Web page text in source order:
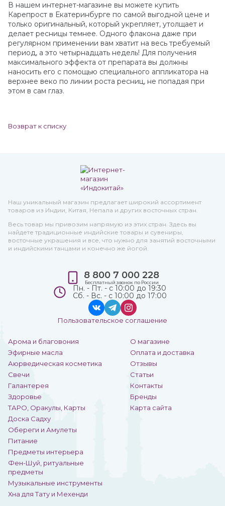
В нашем интернет-магазине вы можете купить
Карепрост в Екатеринбурге по самой выгодной цене и
только оригинальный, который укрепляет, утолщает и
делает ресницы темнее. Одного флакона даже при
регулярном применении вам хватит на весь требуемый
период, а это четырнадцать недель! Для получения
максимального эффекта от препарата вы должны
наносить его с помощью специального аппликатора на
верхнее веко по линии роста ресниц, не попадая при
этом в сам глаз.
Возврат к списку
Наш уникальный магазин предлагает широкий ассортимент
товаров из Индии, Китая, Непала и других восточных стран.
Весь товар мы привозим напрямую из этих стран. Здесь вы
найдете традиционные индийские товары и сувениры,
восточные украшения и все, что нужно для занятий восточными
и индийскими танцами и конечно же йогой.
Арома и благовония
Эфирные масла
Аюрведическая косметика
Свечи
Галантерея
Здоровье
ТАРО, Оракулы, Карты
Доска Садху
Обереги и Амулеты
Питание
Предметы интерьера
Фен-Шуй, ритуальные
предметы
Музыкальные инструменты
Хна для Тату и Мехенди
О магазине
Оплата и доставка
Отзывы
Статьи
Контакты
Бренды
Карта сайта
8 800 7 000 228
Бесплатный звонок по России
Пн. - Пт. - с 10:00 до 19:30
Сб. - Вс. - с 10:00 до 17:00
Пользовательское соглашение